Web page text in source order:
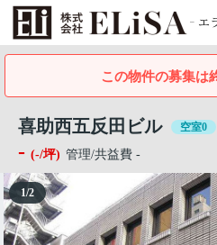
この物件の募集は
喜助西五反田ビル 空室0
- (-/坪) 管理/共益費 -
1/2